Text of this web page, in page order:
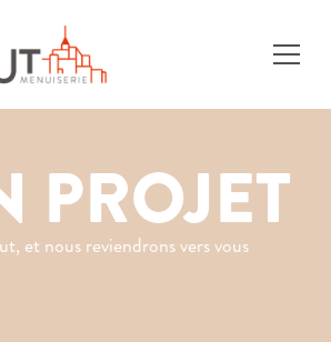
PROJET
et nous reviendrons vers vous